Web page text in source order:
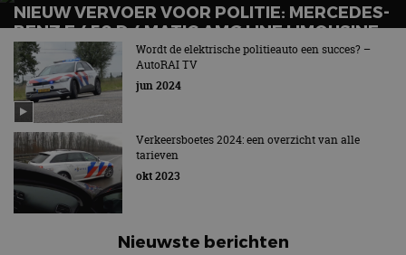
NIEUW VERVOER VOOR POLITIE: MERCEDES-
BENZ E 450 D 4MATIC AMG LINE LIMOUSINE
Politie neemt eerste nieuwe SIV’s in ontvangt
Wordt de elektrische politieauto een succes? –
AutoRAI TV
jun 2024
Verkeersboetes 2024: een overzicht van alle
tarieven
okt 2023
Nieuwste berichten